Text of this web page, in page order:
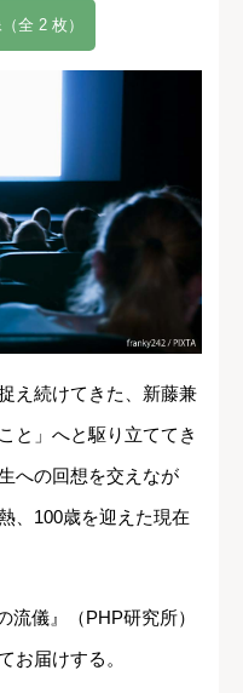
全 2 枚）
え続けてきた、新藤兼
と」へと駆り立ててき
への回想を交えなが
、100歳を迎えた現在
儀』（PHP研究所）
お届けする。